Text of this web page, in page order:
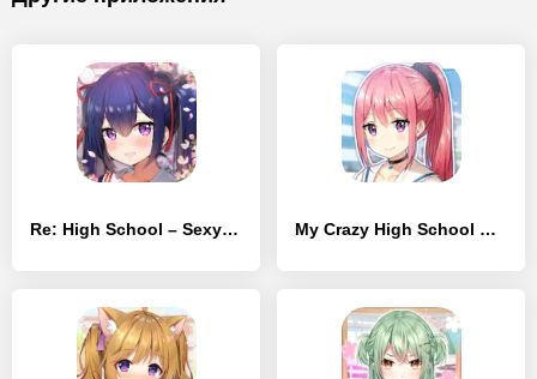
Re: High School – Sexy Hot Anime Dating Sim My Crazy High School Romcom: Sexy Anime Dating Sim